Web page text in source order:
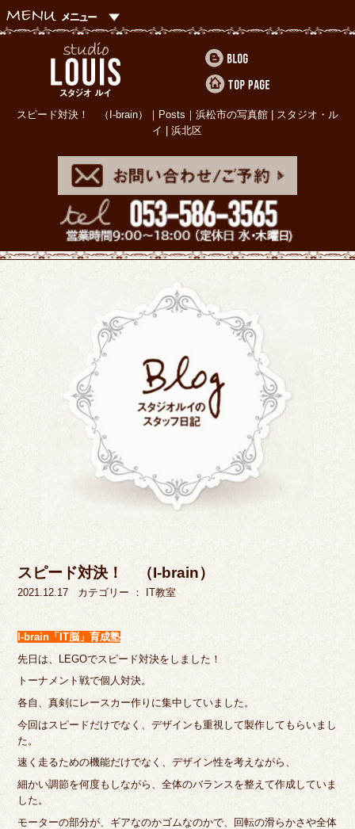
スピード対決！ （I-brain）｜Posts｜浜松市の写真館 | スタジオ・ル
イ | 浜北区
スピード対決！ （I-brain）
2021.12.17 カテゴリー ： IT教室
I-brain「IT脳」育成塾
先日は、LEGOでスピード対決をしました！
トーナメント戦で個人対決。
各自、真剣にレースカー作りに集中していました。
今回はスピードだけでなく、デザインも重視して製作してもらいまし
た。
速く走るための機能だけでなく、デザイン性を考えながら、
細かい調節を何度もしながら、全体のバランスを整えて作成していま
した。
モーターの部分が、ギアなのかゴムなのかで、回転の滑らかさや全体